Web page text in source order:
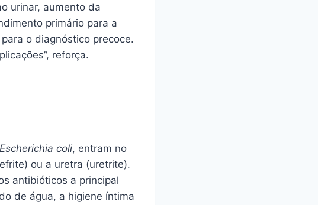
urinar, aumento da
primário para a
o diagnóstico precoce.
reforça.
Escherichia coli, entram no
ou a uretra (uretrite).
antibióticos a principal
de água, a higiene íntima